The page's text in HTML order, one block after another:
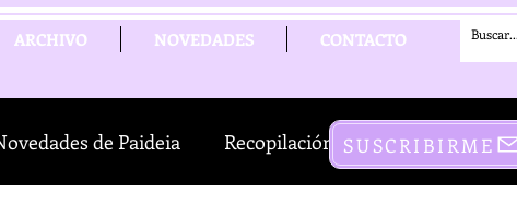
ARCHIVO NOVEDADES CONTACTO
de Paideia Recopilación de artículos libertari
SUSCRIBIRME